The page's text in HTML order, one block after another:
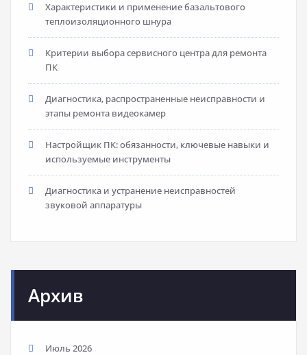
Характеристики и применение базальтового
теплоизоляционного шнура
Критерии выбора сервисного центра для ремонта
ПК
Диагностика, распространенные неисправности и
этапы ремонта видеокамер
Настройщик ПК: обязанности, ключевые навыки и
используемые инструменты
Диагностика и устранение неисправностей
звуковой аппаратуры
Архив
Июль 2026